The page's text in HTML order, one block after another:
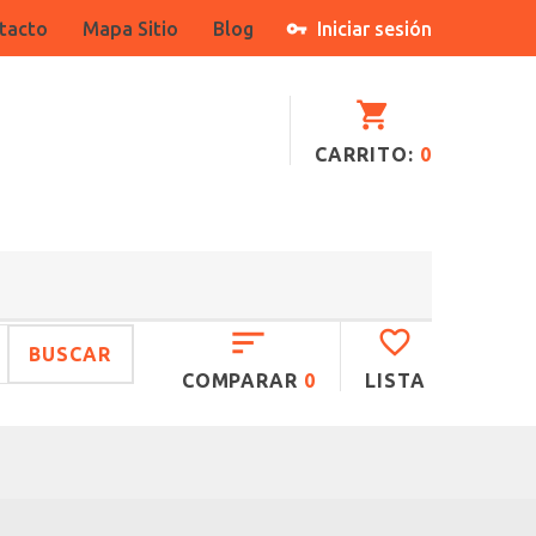
Iniciar sesión
Mapa Sitio Blog
CARRITO: 0
COMPARAR 0 LISTA
BUSCAR